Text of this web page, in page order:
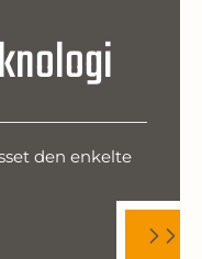
den enkelte